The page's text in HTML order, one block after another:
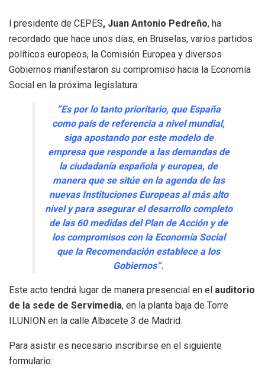
l presidente de CEPES, Juan Antonio Pedreño, ha
recordado que hace unos días, en Bruselas, varios partidos
políticos europeos, la Comisión Europea y diversos
Gobiernos manifestaron su compromiso hacia la Economía
Social en la próxima legislatura:
”Es por lo tanto prioritario, que España
como país de referencia a nivel mundial,
siga apostando por este modelo de
empresa que responde a las demandas de
la ciudadanía española y europea, de
manera que se sitúe en la agenda de las
nuevas Instituciones Europeas al más alto
nivel y para asegurar el desarrollo completo
de las 60 medidas del Plan de Acción y de
los compromisos con la Economía Social
que la Recomendación establece a los
Gobiernos”.
Este acto tendrá lugar de manera presencial en el auditorio
de la sede de Servimedia, en la planta baja de Torre
ILUNION en la calle Albacete 3 de Madrid.
Para asistir es necesario inscribirse en el siguiente
formulario: